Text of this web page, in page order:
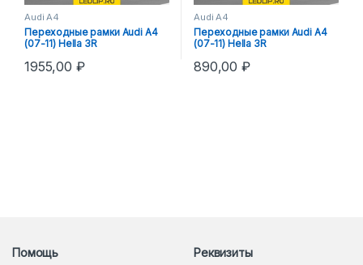
Audi A4
Переходные рамки Audi A4
(07-11) Hella 3R
1955,00 ₽
Audi A4
Переходные рамки Audi A4
(07-11) Hella 3R
890,00₽
Помощь
Реквизиты